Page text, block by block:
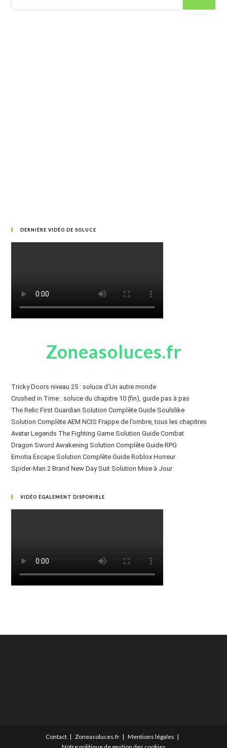
DERNIÈRE VIDÉO DE SOLUCE
Zoneasoluces.fr
Tricky Doors niveau 25 : soluce d’Un autre monde
Crushed in Time : soluce du chapitre 10 (fin), guide pas à pas
The Relic First Guardian Solution Complète Guide Soulslike
Solution Complète AEM NCIS Frappe de l’ombre, tous les chapitres
Avatar Legends The Fighting Game Solution Guide Combat
Dragon Sword Awakening Solution Complète Guide RPG
Emotia Escape Solution Complète Guide Roblox Horreur
Spider-Man 2 Brand New Day Suit Solution Mise à Jour
VIDÉO ÉGALEMENT DISPONIBLE
Contact Zoneasoluces.fr
Mentions légales